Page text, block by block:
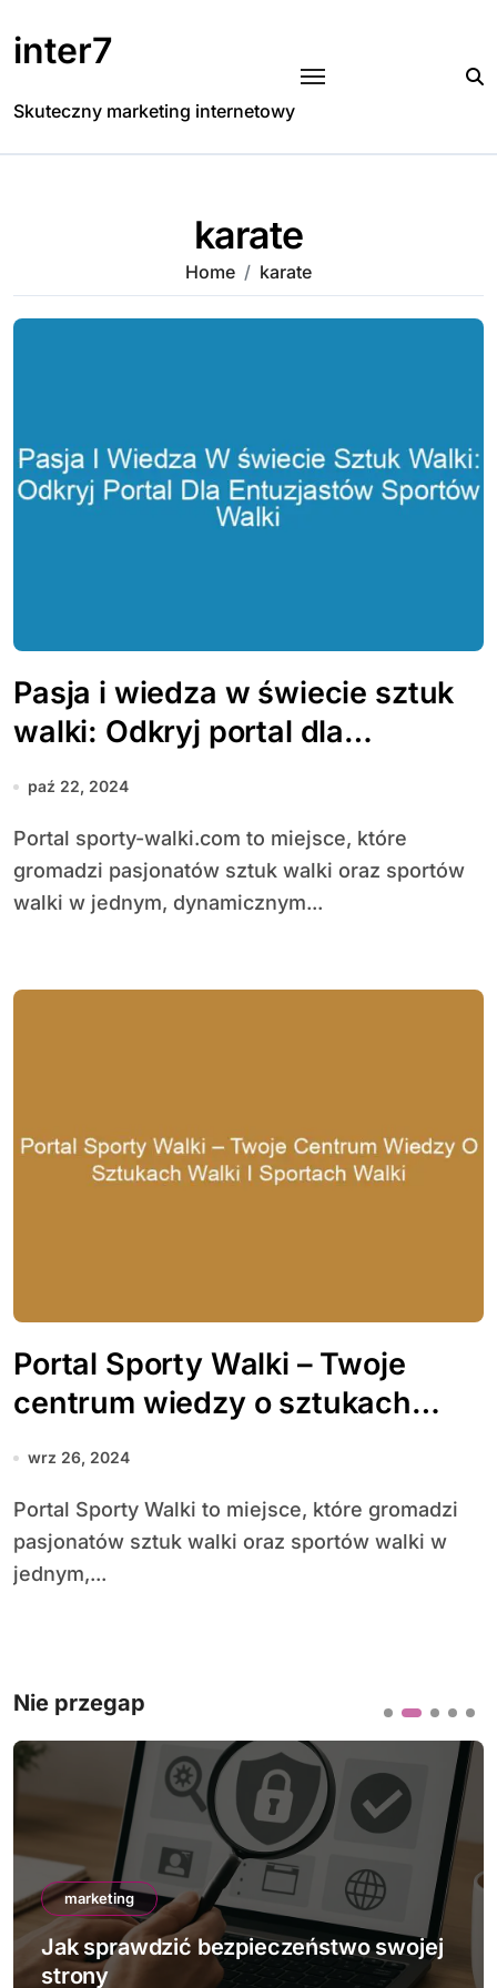
to
content
inter7
Skuteczny marketing internetowy
karate
Home karate
Pasja i wiedza w świecie sztuk
walki: Odkryj portal dla
entuzjastów sportów walki
paź 22, 2024
Portal sporty-walki.com to miejsce, które
gromadzi pasjonatów sztuk walki oraz sportów
walki w jednym, dynamicznym...
Portal Sporty Walki – Twoje
centrum wiedzy o sztukach
walki i sportach walki
wrz 26, 2024
Portal Sporty Walki to miejsce, które gromadzi
pasjonatów sztuk walki oraz sportów walki w
jednym,...
Nie przegap
marketing
Jak sprawdzić bezpieczeństwo swojej
strony